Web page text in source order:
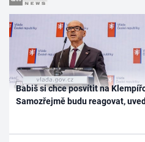
Babiš si chce posvítit na
Samozřejmě budu reagovat,